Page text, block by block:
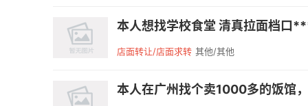
本人想找学校食堂 清真拉面档
店面转让/店面求转 其他/其他
本人在广州找个卖1000多的饭馆